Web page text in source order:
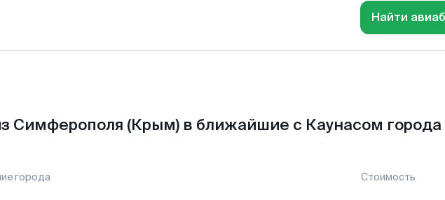
Найти
Симферополя (Крым) в ближайшие с Каунасом города
города Стоимость